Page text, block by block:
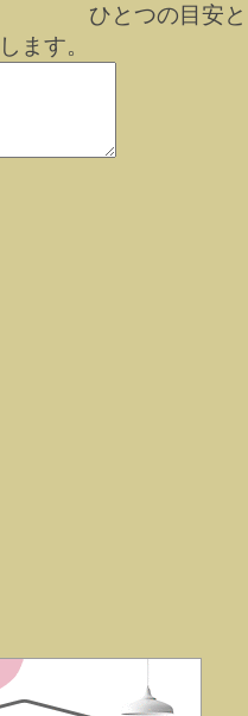
ひとつの目安
ます。